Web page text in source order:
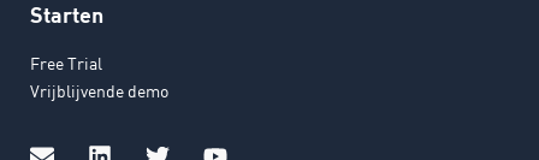
Starten
Free Trial
Vrijblijvende demo